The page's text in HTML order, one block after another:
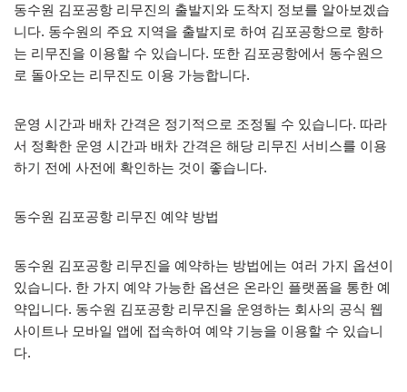
동수원 김포공항 리무진의 출발지와 도착지 정보를 알아보겠습
니다. 동수원의 주요 지역을 출발지로 하여 김포공항으로 향하
는 리무진을 이용할 수 있습니다. 또한 김포공항에서 동수원으
로 돌아오는 리무진도 이용 가능합니다.
운영 시간과 배차 간격은 정기적으로 조정될 수 있습니다. 따라
서 정확한 운영 시간과 배차 간격은 해당 리무진 서비스를 이용
하기 전에 사전에 확인하는 것이 좋습니다.
동수원 김포공항 리무진 예약 방법
동수원 김포공항 리무진을 예약하는 방법에는 여러 가지 옵션이
있습니다. 한 가지 예약 가능한 옵션은 온라인 플랫폼을 통한 예
약입니다. 동수원 김포공항 리무진을 운영하는 회사의 공식 웹
사이트나 모바일 앱에 접속하여 예약 기능을 이용할 수 있습니
다.